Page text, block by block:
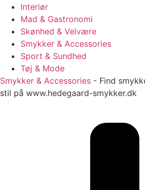
Interiør
Mad & Gastronomi
Skønhed & Velvære
Smykker & Accessories
Sport & Sundhed
Tøj & Mode
Smykker & Accessories - Find
stil på www.hedegaard-smykker.dk